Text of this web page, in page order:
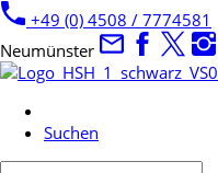
+49 (0) 4508 / 7774581
Neumünster
Suchen